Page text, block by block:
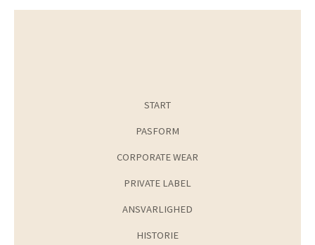
START
PASFORM
CORPORATE WEAR
PRIVATE LABEL
ANSVARLIGHED
HISTORIE